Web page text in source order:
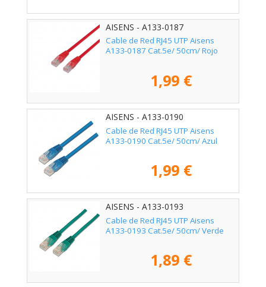
AISENS - A133-0187
Cable de Red RJ45 UTP Aisens
A133-0187 Cat.5e/ 50cm/ Rojo
1,99 €
AISENS - A133-0190
Cable de Red RJ45 UTP Aisens
A133-0190 Cat.5e/ 50cm/ Azul
1,99 €
AISENS - A133-0193
Cable de Red RJ45 UTP Aisens
A133-0193 Cat.5e/ 50cm/ Verde
1,89 €